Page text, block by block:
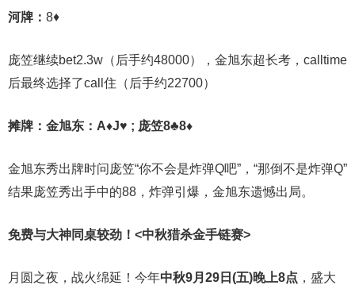
河牌： 8♦
庞笠继续bet2.3w（后手约48000），金旭东超长考，calltime
后最终选择了call住（后手约22700）
摊牌：金旭东：A♦J♥ ; 庞笠8♣8♦
金旭东秀出牌时问庞笠“你不会是炸弹Q吧”，“那倒不是炸弹Q”
结果庞笠秀出手中的88，炸弹引爆，金旭东遗憾出局。
免费与大神同桌较劲！ <中秋猎杀金手链赛>
月圆之夜，战火绵延！今年中秋9月29日(五)晚上8点 ，盛大